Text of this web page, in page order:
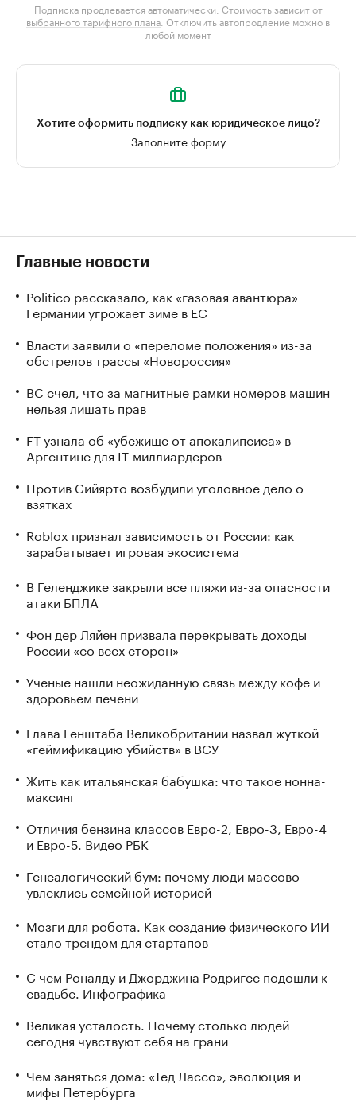
Подписка продлевается автоматически. Стоимость зависит от
выбранного тарифного плана . Отключить автопродление можно в
любой момент
Хотите оформить подписку как юридическое лицо?
Заполните форму
Главные новости
Politico рассказало, как «газовая авантюра»
Германии угрожает зиме в ЕС
Власти заявили о «переломе положения» из-за
обстрелов трассы «Новороссия»
ВС счел, что за магнитные рамки номеров машин
нельзя лишать прав
FT узнала об «убежище от апокалипсиса» в
Аргентине для IT-миллиардеров
Против Сийярто возбудили уголовное дело о
взятках
Roblox признал зависимость от России: как
зарабатывает игровая экосистема
В Геленджике закрыли все пляжи из-за опасности
атаки БПЛА
Фон дер Ляйен призвала перекрывать доходы
России «со всех сторон»
Ученые нашли неожиданную связь между кофе и
здоровьем печени
Глава Генштаба Великобритании назвал жуткой
«геймификацию убийств» в ВСУ
Жить как итальянская бабушка: что такое нонна-
максинг
Отличия бензина классов Евро-2, Евро-3, Евро-4
и Евро-5. Видео РБК
Генеалогический бум: почему люди массово
увлеклись семейной историей
Мозги для робота. Как создание физического ИИ
стало трендом для стартапов
С чем Роналду и Джорджина Родригес подошли к
свадьбе. Инфографика
Великая усталость. Почему столько людей
сегодня чувствуют себя на грани
Чем заняться дома: «Тед Лассо», эволюция и
мифы Петербурга